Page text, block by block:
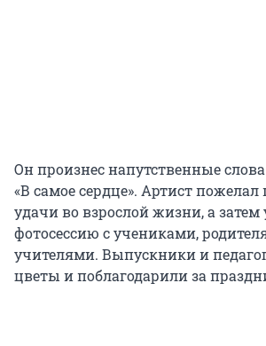
Он произнес напутственные
«В самое сердце». Артист
удачи во взрослой жизни, а затем
фотосессию с учениками,
учителями. Выпускники и
цветы и поблагодарили за